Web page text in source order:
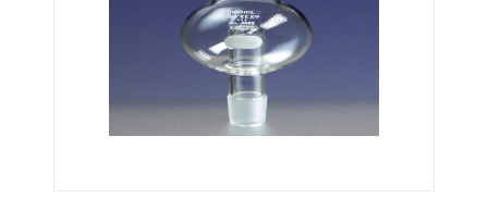
Instrumentation